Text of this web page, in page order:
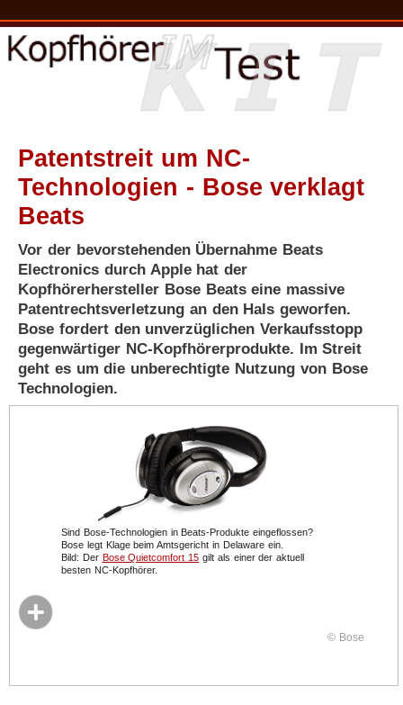
Patentstreit um NC-
Technologien - Bose verklagt
Beats
Vor der bevorstehenden Übernahme Beats
Electronics durch Apple hat der
Kopfhörerhersteller Bose Beats eine massive
Patentrechtsverletzung an den Hals geworfen.
Bose fordert den unverzüglichen Verkaufsstopp
gegenwärtiger NC-Kopfhörerprodukte. Im Streit
geht es um die unberechtigte Nutzung von Bose
Technologien.
© Bose
Sind Bose-Technologien in Beats-Produkte eingeflossen?
Bose legt Klage beim Amtsgericht in Delaware ein.
Bild: Der Bose Quietcomfort 15 gilt als einer der aktuell
besten NC-Kopfhörer.